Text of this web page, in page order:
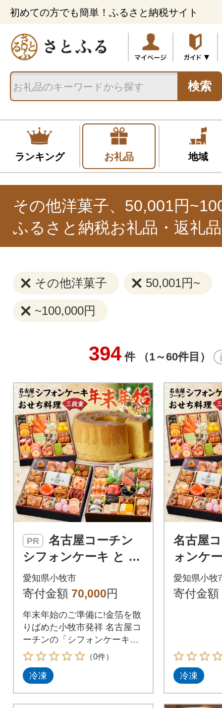
初めての方でも簡単！ふるさと納税サイト
検索
ランキング お礼品 地域
その他洋菓子、50,001円
ふるさと納税お礼品・返礼
その他洋菓子 50,001円~
~100,000円
394 件 （1～60件目）
PR
シフォンケーキ と 千
賀屋謹製 迎春おせち
料理「おもてなし」
愛知県小牧市
寄付金額 70,000円
年末年始のご準備に!金箔を散
りばめた小牧市発祥 名古屋コ
ーチンの「シフォンケーキ」
と、伝統の味を継承した高級
感溢れる「本格和風おせち」
の『こまき年末年始セット』
ケーキは冷凍で届くので、ク
（0件）
冷凍
名古屋
ォンケ
謹製 迎
「おも
愛知県小牧
寄付金額
冷凍